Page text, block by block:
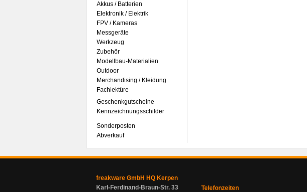
Akkus / Batterien
Elektronik / Elektrik
FPV / Kameras
Messgeräte
Werkzeug
Zubehör
Modellbau-Materialien
Outdoor
Merchandising / Kleidung
Fachlektüre
Geschenkgutscheine
Kennzeichnungsschilder
Sonderposten
Abverkauf
freakware GmbH HQ Kerpen
Karl-Ferdinand-Braun-Str. 33
Telefonzeiten